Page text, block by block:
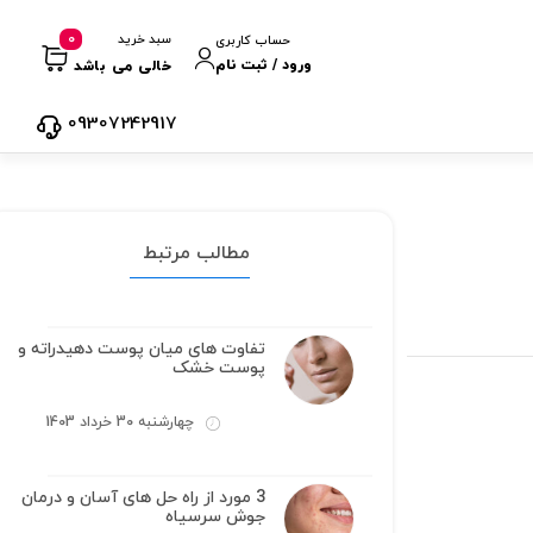
حساب کاربری
ورود / ثبت نام
سبد خرید
خالی می باشد
0
09307242917
مطالب مرتبط
تفاوت های میان پوست دهیدراته و
پوست خشک
چهارشنبه 30 خرداد 1403
3 مورد از راه حل های آسان و درمان
جوش سرسیاه